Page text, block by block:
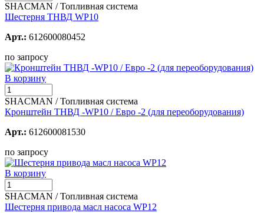
SHACMAN / Топливная система
Шестерня ТНВД WP10
Арт.: 612600080452
по запросу
В корзину
SHACMAN / Топливная система
Кронштейн ТНВД -WP10 / Евро -2 (для переоборудования)
Арт.: 612600081530
по запросу
В корзину
SHACMAN / Топливная система
Шестерня привода масл насоса WP12